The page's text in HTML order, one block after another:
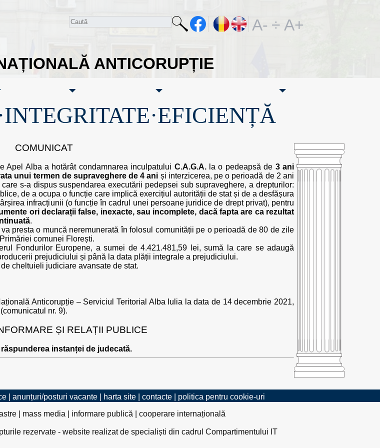
ANTICORUPȚIE
A- ÷ A+
COMUNICAT
Apel Alba a hotărât condamnarea inculpatului C.A.G.A.la o pedeapsă de 3 ani
unui termen de supraveghere de 4 ani și interzicerea, pe o perioadă de 2 ani
s-a dispus suspendarea executării pedepsei sub supraveghere, a drepturilor:
de a ocupa o funcție care implică exercițiul autorității de stat și de a desfășura
infracțiunii (o funcție în cadrul unei persoane juridice de drept privat), pentru
ori declarații false, inexacte, sau incomplete, dacă fapta are ca rezultat
.
presta o muncă neremunerată în folosul comunității pe o perioadă de 80 de zile
comunei Florești.
Fondurilor Europene, a sumei de 4.421.481,59 lei, sumă la care se adaugă
prejudiciului și până la data plății integrale a prejudiciului.
cheltuieli judiciare avansate de stat.
Anticorupție – Serviciul Teritorial Alba Iulia la data de 14 decembrie 2021,
nr. 9).
ȘI RELAȚII PUBLICE
instanței de judecată.
| anunțuri/posturi vacante| harta site| contacte| politica pentru cookie-uri
| mass media informare publică cooperare internațională
rezervate - website realizat de specialiști din cadrul Compartimentului IT